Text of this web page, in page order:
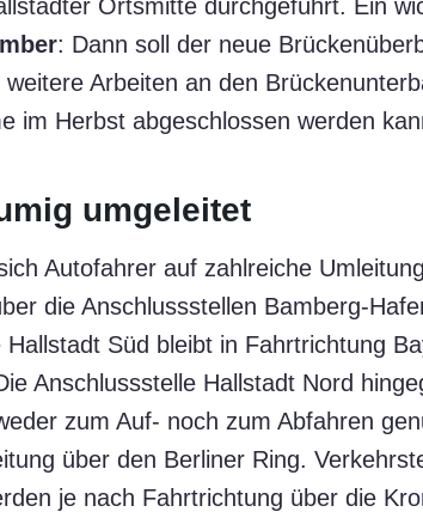
Ortsmitte durchgeführt. Ein
: Dann soll der neue
Arbeiten an den
im Herbst abgeschlossen werden
umgeleitet
Autofahrer auf zahlreiche
die Anschlussstellen Bamberg-
Süd bleibt in Fahrtrichtung
Anschlussstelle Hallstadt Nord
zum Auf- noch zum Abfahren
über den Berliner Ring.
je nach Fahrtrichtung über die